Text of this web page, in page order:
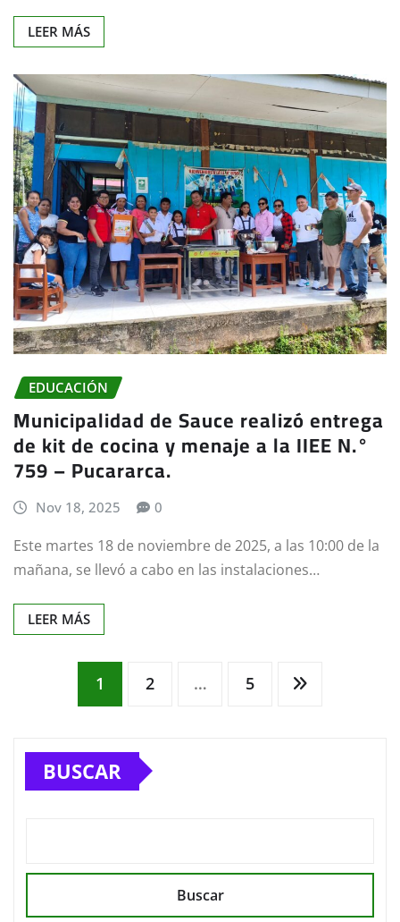
LEER MÁS
EDUCACIÓN
Municipalidad de Sauce realizó entrega
de kit de cocina y menaje a la IIEE N.°
759 – Pucararca.
Nov 18, 2025 0
Este martes 18 de noviembre de 2025, a las 10:00 de la
mañana, se llevó a cabo en las instalaciones…
LEER MÁS
Paginación
de
entradas
1 2 … 5
BUSCAR
Buscar